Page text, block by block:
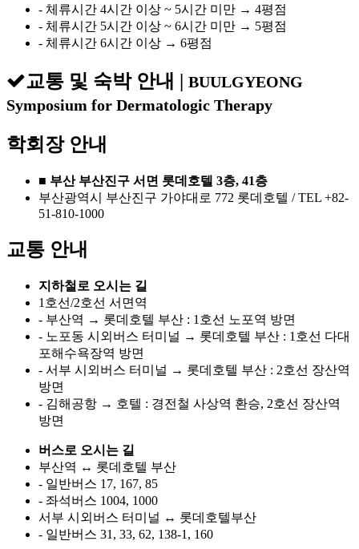
- 체류시간 4시간 이상 ~ 5시간 미만 → 4평점
- 체류시간 5시간 이상 ~ 6시간 미만 → 5평점
- 체류시간 6시간 이상 → 6평점
교통 및 숙박 안내 | BUULGYEONG
Symposium for Dermatologic Therapy
학회장 안내
■ 부산 부산진구 서면 롯데호텔 3층, 41층
부산광역시 부산진구 가야대로 772 롯데호텔 / TEL +82-
51-810-1000
교통 안내
지하철로 오시는 길
1호선/2호선 서면역
- 부산역 → 롯데호텔 부산 : 1호선 노포역 방면
- 노포동 시외버스 터미널 → 롯데호텔 부산 : 1호선 다대
포해수욕장역 방면
- 서부 시외버스 터미널 → 롯데호텔 부산 : 2호선 장산역
방면
- 김해공항 → 호텔 : 경전철 사상역 환승, 2호선 장산역
방면
버스로 오시는 길
부산역 ↔ 롯데호텔 부산
- 일반버스 17, 167, 85
- 좌석버스 1004, 1000
서부 시외버스 터미널 ↔ 롯데호텔부산
- 일반버스 31, 33, 62, 138-1, 160